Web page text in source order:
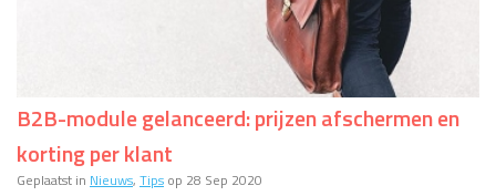
B2B-module gelanceerd: prijzen afschermen en
korting per klant
Geplaatst in Nieuws, Tips op 28 Sep 2020